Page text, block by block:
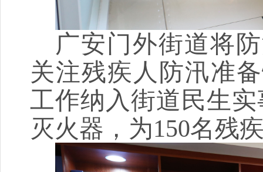
广安门外街道将
关注残疾人防汛准
工作纳入街道民生
灭火器，为150名残